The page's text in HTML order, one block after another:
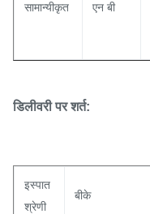
सामान्यीकृत एन बी
डिलीवरी पर शर्त:
इस्पात
श्रेणी
बीके